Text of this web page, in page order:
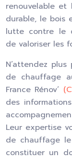
renouvelable et
durable, le bois
lutte contre le
de valoriser les
N’attendez
de chauffage
France Rénov’
des
Leur expertise
de chauffage
constituer un